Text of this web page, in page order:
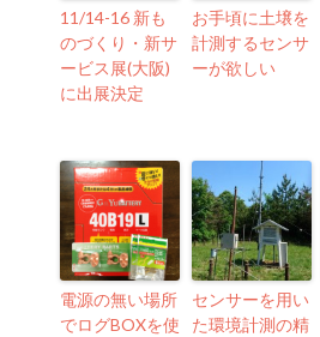
11/14-16 新も
のづくり・新サ
ービス展(大阪)
に出展決定
お手頃に土壌を
計測するセンサ
ーが欲しい
電源の無い場所
でログBOXを使
センサーを用い
た環境計測の精